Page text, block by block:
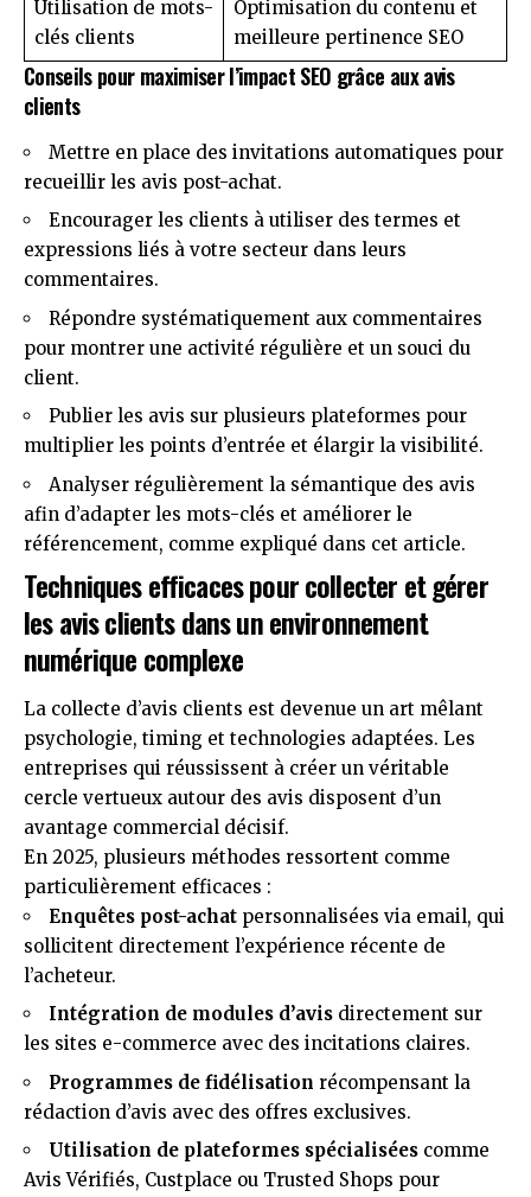
Utilisation de mots-
clés clients
Optimisation du contenu et
meilleure pertinence SEO
Conseils pour maximiser l’impact SEO grâce aux avis
clients
Mettre en place des invitations automatiques pour
recueillir les avis post-achat.
Encourager les clients à utiliser des termes et
expressions liés à votre secteur dans leurs
commentaires.
Répondre systématiquement aux commentaires
pour montrer une activité régulière et un souci du
client.
Publier les avis sur plusieurs plateformes pour
multiplier les points d’entrée et élargir la visibilité.
Analyser régulièrement la sémantique des avis
afin d’adapter les mots-clés et améliorer le
référencement, comme expliqué dans cet article.
Techniques efficaces pour collecter et gérer
les avis clients dans un environnement
numérique complexe
La collecte d’avis clients est devenue un art mêlant
psychologie, timing et technologies adaptées. Les
entreprises qui réussissent à créer un véritable
cercle vertueux autour des avis disposent d’un
avantage commercial décisif.
En 2025, plusieurs méthodes ressortent comme
particulièrement efficaces :
Enquêtes post-achat personnalisées via email, qui
sollicitent directement l’expérience récente de
l’acheteur.
Intégration de modules d’avis directement sur
les sites e-commerce avec des incitations claires.
Programmes de fidélisation récompensant la
rédaction d’avis avec des offres exclusives.
Utilisation de plateformes spécialisées comme
Avis Vérifiés, Custplace ou Trusted Shops pour